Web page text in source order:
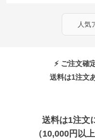
人気
⚡ ご注文確
送料は1注文
送料は1注文
（10,000円以